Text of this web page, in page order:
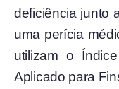
deficiência junto
uma perícia
utilizam o
Aplicado para